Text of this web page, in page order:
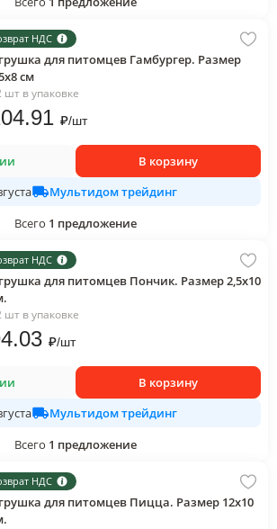
НДС
для питомцев Гамбургер. Размер
см
шт в упаковке
.91 ₽/шт
В корзину
Мультидом трейдинг
Всего 1 предложение
НДС
для питомцев Пончик. Размер 2,5х10
шт в упаковке
.03 ₽/шт
В корзину
Мультидом трейдинг
Всего 1 предложение
НДС
для питомцев Пицца. Размер 12х10